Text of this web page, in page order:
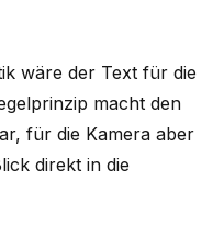
wäre der Text für die
macht den
für die Kamera aber
direkt in die